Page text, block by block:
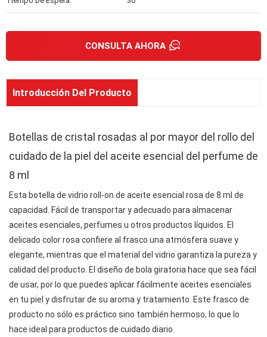
CONSULTA AHORA
Introducción Del Producto
Botellas de cristal rosadas al por mayor del rollo del
cuidado de la piel del aceite esencial del perfume de
8 ml
Esta botella de vidrio roll-on de aceite esencial rosa de 8 ml de
capacidad. Fácil de transportar y adecuado para almacenar
aceites esenciales, perfumes u otros productos líquidos. El
delicado color rosa confiere al frasco una atmósfera suave y
elegante, mientras que el material del vidrio garantiza la pureza y
calidad del producto. El diseño de bola giratoria hace que sea fácil
de usar, por lo que puedes aplicar fácilmente aceites esenciales
en tu piel y disfrutar de su aroma y tratamiento. Este frasco de
producto no sólo es práctico sino también hermoso, lo que lo
hace ideal para productos de cuidado diario.